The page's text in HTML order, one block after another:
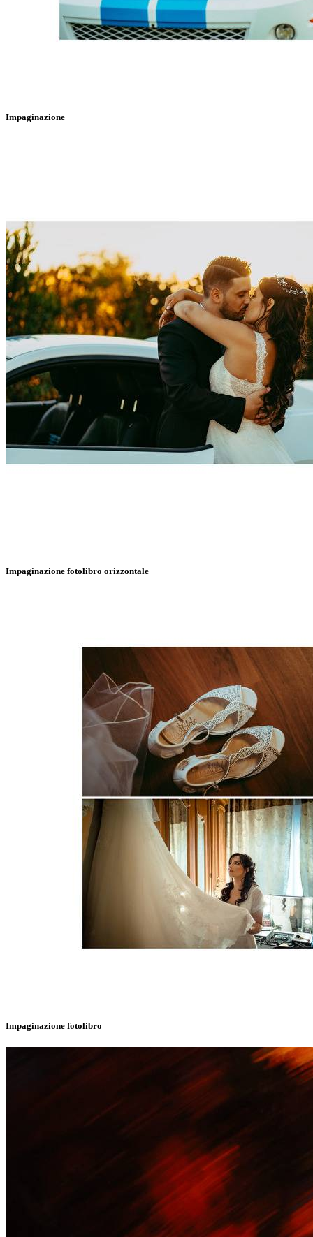
Impaginazione
Impaginazione fotolibro orizzontale
Impaginazione fotolibro